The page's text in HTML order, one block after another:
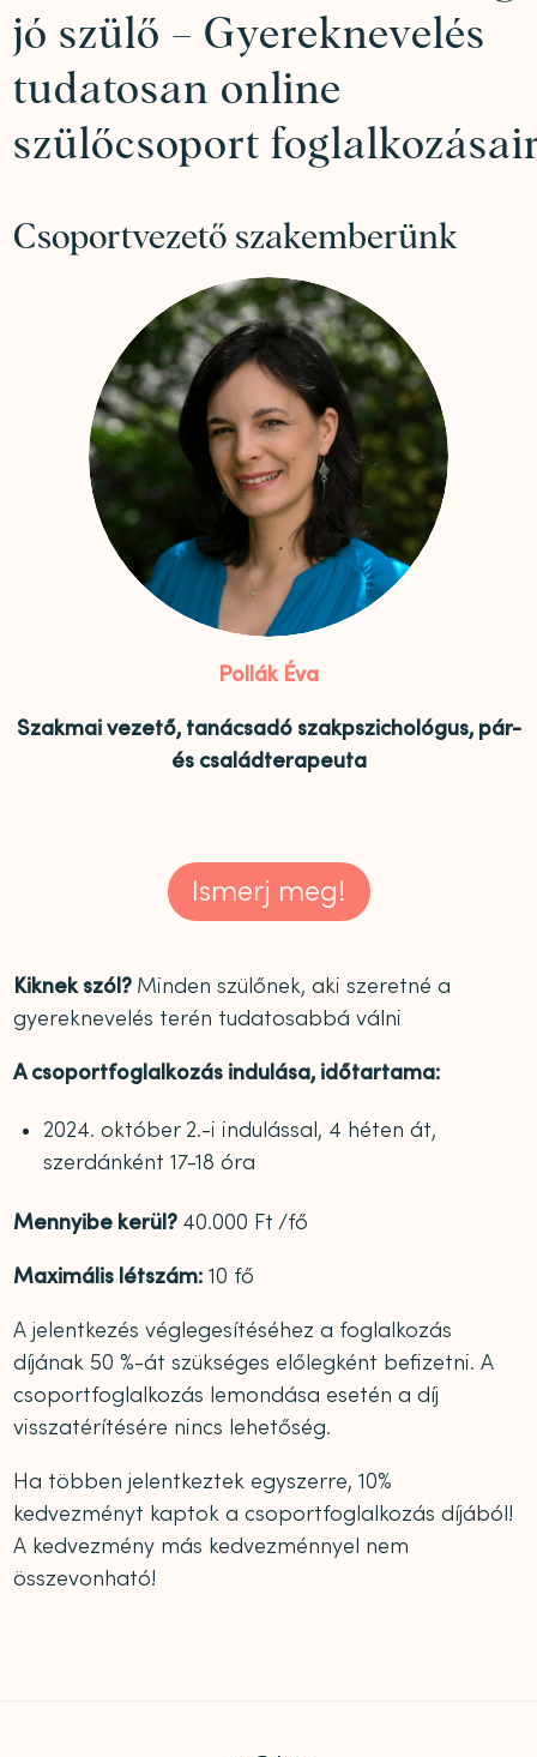
jó szülő – Gyereknevelés
tudatosan online
szülőcsoport
Csoportvezető szakemberünk
Pollák Éva
Szakmai vezető, tanácsadó szakpszichológus, pár-
és családterapeuta
Ismerj meg!
Kiknek szól? Minden szülőnek, aki szeretné a
gyereknevelés terén tudatosabbá válni
A csoportfoglalkozás indulása, időtartama:
2024. október 2.-i indulással, 4 héten át,
szerdánként 17-18 óra
Mennyibe kerül? 40.000 Ft /fő
Maximális létszám: 10 fő
A jelentkezés véglegesítéséhez a foglalkozás
díjának 50 %-át szükséges előlegként befizetni. A
csoportfoglalkozás lemondása esetén a díj
visszatérítésére nincs lehetőség.
Ha többen jelentkeztek egyszerre, 10%
kedvezményt kaptok a csoportfoglalkozás díjából!
A kedvezmény más kedvezménnyel nem
összevonható!